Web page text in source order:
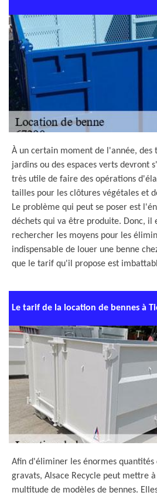
À un certain moment de l'année, des
jardins ou des espaces verts devront
très utile de faire des opérations
tailles pour les clôtures végétales et
Le problème qui peut se poser est
déchets qui va être produite. Donc, il
rechercher les moyens pour les
indispensable de louer une benne
que le tarif qu'il propose est
Le tarif de la location de bennes à
Afin d'éliminer les énormes quantités
gravats, Alsace Recycle peut mettre
multitude de modèles de bennes.